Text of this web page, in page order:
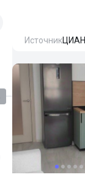
ИсточникЦИАН